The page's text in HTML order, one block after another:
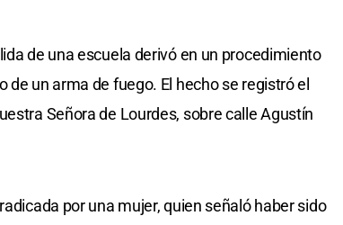
de una escuela derivó en un procedimiento
un arma de fuego. El hecho se registró el
Señora de Lourdes, sobre calle Agustín
por una mujer, quien señaló haber sido